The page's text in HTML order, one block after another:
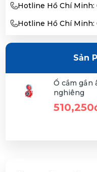
Hotline Hồ Chí Minh:
Hotline Hồ Chí Minh:
Sản
Ổ cắm gắn
nghiêng